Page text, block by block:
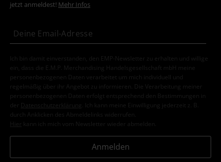
jetzt anmeldest! Mehr Infos
Ich bin damit einverstanden, den EMP-Newsletter zu erhalten und willige
ein, dass die E.M.P. Merchandising Handelsgesellschaft mbH meine
personenbezogenen Daten verarbeitet um mich individuell und
regelmäßig über ihr Angebot zu informieren. Die Verarbeitung meiner
personenbezogenen Daten erfolgt entsprechend den Bestimmungen in
der
Datenschutzerklärung
. Ich kann meine Einwilligung jederzeit z. B.
durch Anklicken des Abmeldelinks widerrufen.
Hier kann ich mich vom Newsletter wieder abmelden.
Anmelden